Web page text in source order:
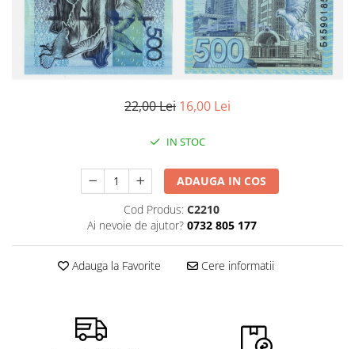
Monede Asia
Monede Australia si Oceania
Monede Euro, Eurocenti
Monede Europa
Bancnote Asia
Bancnote Australia si Oceania
Bancnote Europa
Gradate PMG
22,00 Lei 16,00 Lei
IN STOC
ADAUGA IN COS
Cod Produs: C2210
Ai nevoie de ajutor? 0732 805 177
Adauga la Favorite Cere informatii